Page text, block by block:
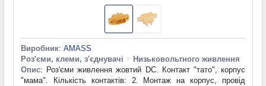
Виробник: AMASS
Роз'єми, клеми, з'єднувачі > Низьковольтного живлення
Опис: Роз'єми живлення жовтий DC. Контакт "тато", корпус
"мама". Кількість контактів: 2. Монтаж на корпус, провід